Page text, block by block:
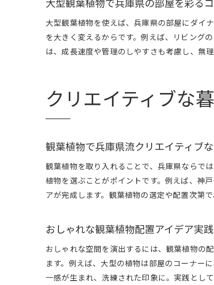
大型観葉植物を使えば、兵庫県の部屋にダイ
を大きく変えるからです。例えば、リビング
は、成長速度や管理のしやすさも考慮し、無
クリエイティブな
観葉植物で兵庫県流クリエイティブ
観葉植物を取り入れることで、兵庫県ならで
植物を選ぶことがポイントです。例えば、神
アが完成します。観葉植物の選定や配置次第
おしゃれな観葉植物配置アイデア実
おしゃれな空間を演出するには、観葉植物の
ます。例えば、大型の植物は部屋のコーナー
一感が生まれ、洗練された印象に。実践とし